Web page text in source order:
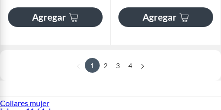
Agregar Agregar
1 2 3 4
Collares mujer